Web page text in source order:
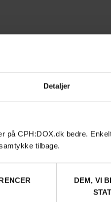
Detaljer
på CPH:DOX.dk bedre.
tilbage.
DEM, VI
About us
FAQ Festival
Press info
Code of